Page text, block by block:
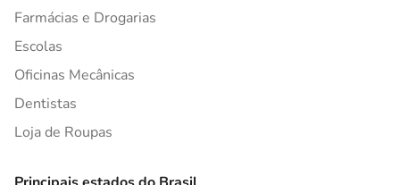
Farmácias e Drogarias
Escolas
Oficinas Mecânicas
Dentistas
Loja de Roupas